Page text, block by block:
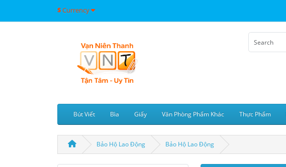
$Currency
Bút Viết Bìa Giấy Văn Phòng Phẩm Khác Thực Phẩm
Bảo Hộ Lao Động Bảo Hộ Lao Động